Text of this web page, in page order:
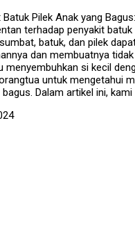
Batuk Pilek Anak yang
terhadap penyakit batuk
batuk, dan pilek
dan membuatnya
menyembuhkan si kecil
untuk mengetahui
Dalam artikel ini, kami